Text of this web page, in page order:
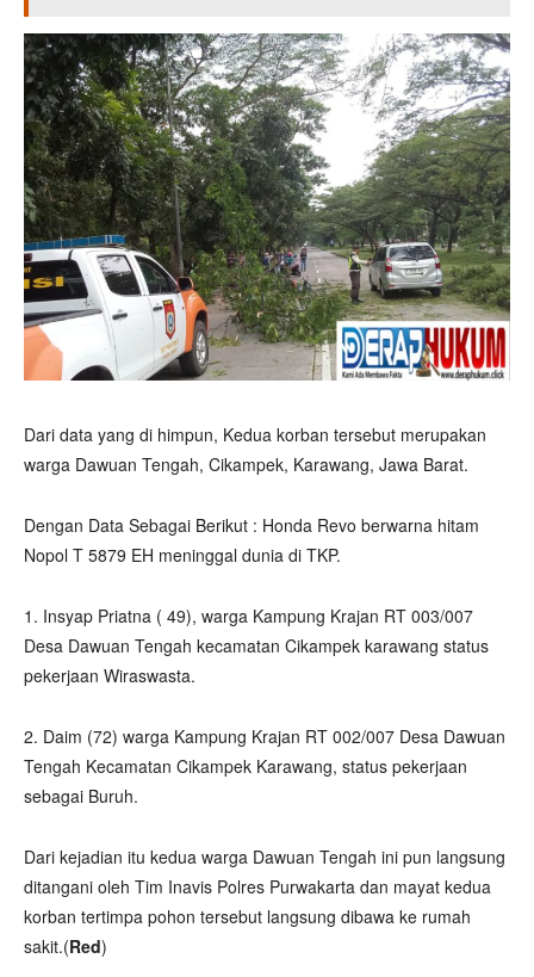
Dari data yang di himpun, Kedua korban tersebut merupakan
warga Dawuan Tengah, Cikampek, Karawang, Jawa Barat.
Dengan Data Sebagai Berikut : Honda Revo berwarna hitam
Nopol T 5879 EH meninggal dunia di TKP.
1. Insyap Priatna ( 49), warga Kampung Krajan RT 003/007
Desa Dawuan Tengah kecamatan Cikampek karawang status
pekerjaan Wiraswasta.
2. Daim (72) warga Kampung Krajan RT 002/007 Desa Dawuan
Tengah Kecamatan Cikampek Karawang, status pekerjaan
sebagai Buruh.
Dari kejadian itu kedua warga Dawuan Tengah ini pun langsung
ditangani oleh Tim Inavis Polres Purwakarta dan mayat kedua
korban tertimpa pohon tersebut langsung dibawa ke rumah
sakit.(Red)